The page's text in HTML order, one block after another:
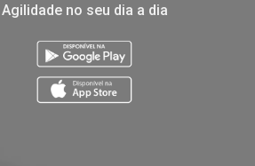
Agilidade no seu dia a dia